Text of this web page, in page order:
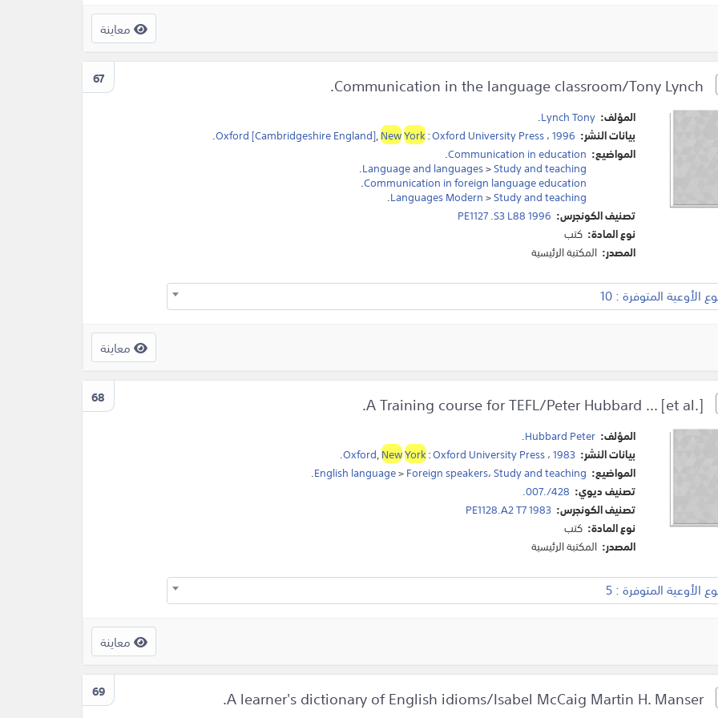
معاينة
67
المؤلف: Lynch Tony
.
بيانات النشر:
Oxford [Cambridgeshire England],NewYork:Oxford University Press،1996
.
المواضيع: Communication in education
.
Language and languages>Study and teaching
.
Communication in foreign language education
.
Languages Modern>Study and teaching
.
تصنيف الكونجرس: PE1127 .S3 L88 1996
نوع المادة: كتب
المصدر: المكتبة الرئيسية
الأوعية المتوفرة : 10
معاينة
68
المؤلف: Hubbard Peter
.
بيانات النشر:
Oxford,NewYork:Oxford University Press،1983
.
المواضيع:
English language>Foreign speakers،Study and teaching
.
تصنيف ديوي: 428/.007.
تصنيف الكونجرس: PE1128.A2 T7 1983
نوع المادة: كتب
المصدر: المكتبة الرئيسية
الأوعية المتوفرة : 5
معاينة
69 A learner's dictionary of English idioms/Isabel McCaig Martin H. Manser.